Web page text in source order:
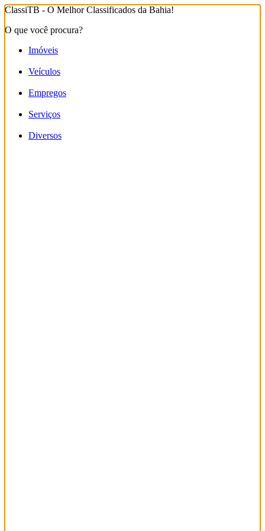
ClassiTB - O Melhor Classificados da Bahia!
O que você procura?
Imóveis
Veículos
Empregos
Serviços
Diversos